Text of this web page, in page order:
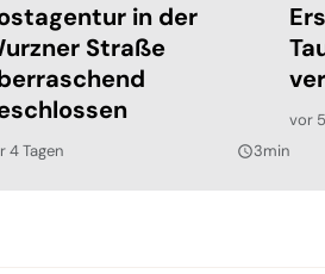
in der
Straße
4 Tagen query_builder3min
vor